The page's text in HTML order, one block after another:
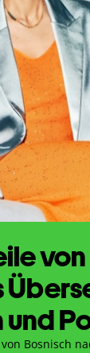
von
und
Bosnisch